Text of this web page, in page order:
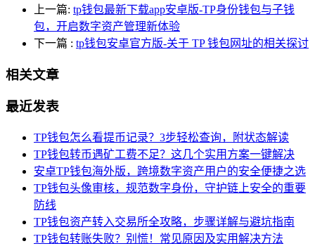
上一篇: tp钱包最新下载app安卓版-TP身份钱包与子钱
包，开启数字资产管理新体验
下一篇 : tp钱包安卓官方版-关于 TP 钱包网址的相关探讨
相关文章
最近发表
TP钱包怎么看提币记录？3步轻松查询，附状态解读
TP钱包转币遇矿工费不足？这几个实用方案一键解决
安卓TP钱包海外版，跨境数字资产用户的安全便捷之选
TP钱包头像审核，规范数字身份，守护链上安全的重要
防线
TP钱包资产转入交易所全攻略，步骤详解与避坑指南
TP钱包转账失败？别慌！常见原因及实用解决方法